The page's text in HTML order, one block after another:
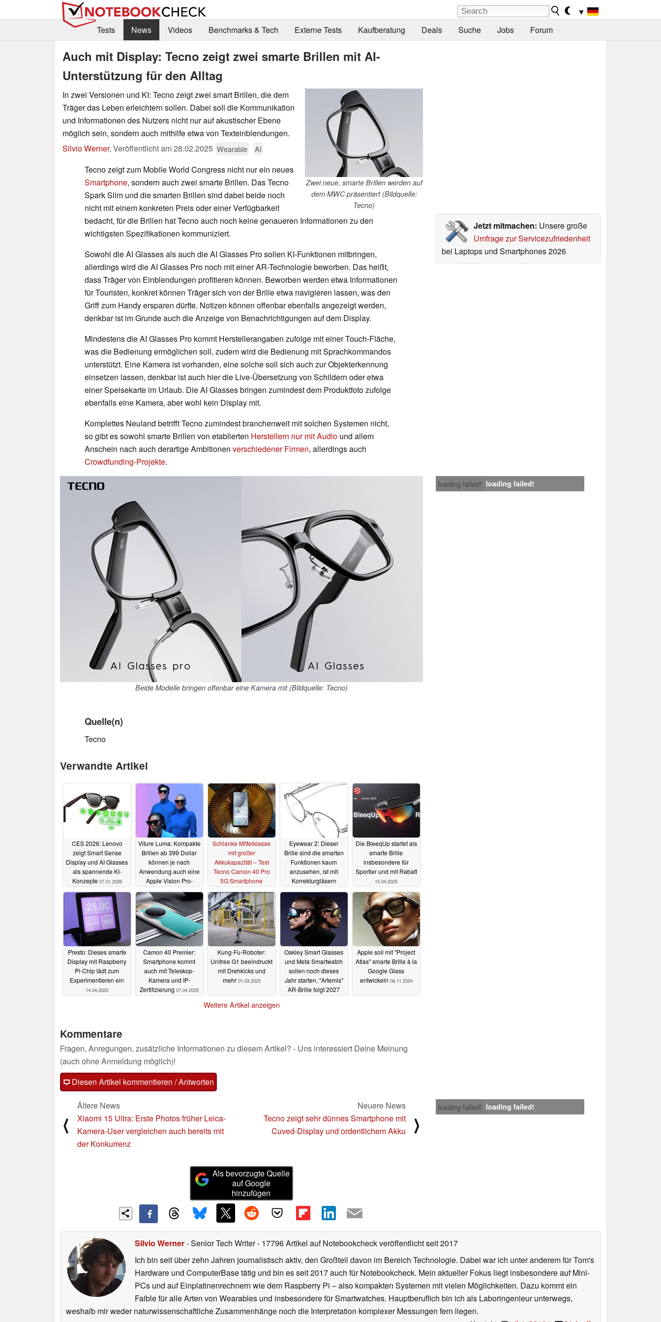
▼
Tests
News Videos Benchmarks & Tech Externe Tests Kaufberatung Deals Suche Jobs Forum
Auch mit Display: Tecno zeigt zwei smarte Brillen mit AI-
Unterstützung für den Alltag
Zwei neue, smarte Brillen werden auf
dem MWC präsentiert (Bildquelle:
Tecno)
In zwei Versionen und KI: Tecno zeigt zwei smart Brillen, die dem
Träger das Leben erleichtern sollen. Dabei soll die Kommunikation
und Informationen des Nutzers nicht nur auf akustischer Ebene
möglich sein, sondern auch mithilfe etwa von Texteinblendungen.
Silvio Werner, Veröffentlicht am28.02.2025 Wearable AI
Jetzt mitmachen: Unsere große
Umfrage zur Servicezufriedenheit
bei Laptops und Smartphones 2026
Tecno zeigt zum Mobile World Congress nicht nur ein neues
Smartphone, sondern auch zwei smarte Brillen. Das Tecno
Spark Slim und die smarten Brillen sind dabei beide noch
nicht mit einem konkreten Preis oder einer Verfügbarkeit
bedacht, für die Brillen hat Tecno auch noch keine genaueren Informationen zu den
wichtigsten Spezifikationen kommuniziert.
Sowohl die AI Glasses als auch die AI Glasses Pro sollen KI-Funktionen mitbringen,
allerdings wird die AI Glasses Pro noch mit einer AR-Technologie beworben. Das heißt,
dass Träger von Einblendungen profitieren können. Beworben werden etwa Informationen
für Touristen, konkret können Träger sich von der Brille etwa navigieren lassen, was den
Griff zum Handy ersparen dürfte. Notizen können offenbar ebenfalls angezeigt werden,
denkbar ist im Grunde auch die Anzeige von Benachrichtigungen auf dem Display.
Mindestens die AI Glasses Pro kommt Herstellerangaben zufolge mit einer Touch-Fläche,
was die Bedienung ermöglichen soll, zudem wird die Bedienung mit Sprachkommandos
unterstützt. Eine Kamera ist vorhanden, eine solche soll sich auch zur Objekterkennung
einsetzen lassen, denkbar ist auch hier die Live-Übersetzung von Schildern oder etwa
einer Speisekarte im Urlaub. Die AI Glasses bringen zumindest dem Produktfoto zufolge
ebenfalls eine Kamera, aber wohl kein Display mit.
Komplettes Neuland betrifft Tecno zumindest branchenweit mit solchen Systemen nicht,
so gibt es sowohl smarte Brillen von etablierten Herstellern nur mit Audio und allem
Anschein nach auch derartige Ambitionen verschiedener Firmen, allerdings auch
Crowdfunding-Projekte.
loading failed! loading failed!
Beide Modelle bringen offenbar eine Kamera mit (Bildquelle: Tecno)
Quelle(n)
Tecno
Verwandte Artikel
CES 2026: Lenovo
zeigt Smart Sense
Display und AI Glasses
als spannende KI-
Konzepte 07.01.2026
Viture Luma: Kompakte
Brillen ab 399 Dollar
können je nach
Anwendung auch eine
Apple Vision Pro-
10.07.2025
Schlanke Mittelklasse
mit großer
Akkukapazität – Test
Tecno Camon 40 Pro
5G Smartphone
16.05.2025
Eyewear 2: Dieser
Brille sind die smarten
Funktionen kaum
anzusehen, ist mit
Korrekturgläsern
16.04.2025
Die BleeqUp startet als
smarte Brille
insbesondere für
Sportler und mit Rabatt
15.04.2025
Presto: Dieses smarte
Display mit Raspberry
Pi-Chip lädt zum
Experimentieren ein
14.04.2025
Camon 40 Premier:
Smartphone kommt
auch mit Teleskop-
Kamera und IP-
Zertifizierung 07.04.2025
Kung-Fu-Roboter:
Unitree G1 beeindruckt
mit Drehkicks und
mehr 01.03.2025
Oakley Smart Glasses
und Meta Smartwatch
sollen noch dieses
Jahr starten, "Artemis"
AR-Brille folgt 2027
Apple soll mit "Project
Atlas" smarte Brille à la
Google Glass
entwickeln 06.11.2024
Weitere Artikel anzeigen
Kommentare
Fragen, Anregungen, zusätzliche Informationen zu diesem Artikel? - Uns interessiert Deine Meinung
(auch ohne Anmeldung möglich)!
Diesen Artikel kommentieren / Antworten
loading failed! loading failed!
⟨
Ältere News
Xiaomi 15 Ultra: Erste Photos früher Leica-
Kamera-User vergleichen auch bereits mit
der Konkurrenz
Neuere News
Tecno zeigt sehr dünnes Smartphone mit
Cuved-Display und ordentlichem Akku
⟩
Als bevorzugte Quelle
auf Google
hinzufügen
Silvio Werner- Senior Tech Writer- 17796 Artikel auf Notebookcheck veröffentlichtseit 2017
Ich bin seit über zehn Jahren journalistisch aktiv, den Großteil davon im Bereich Technologie. Dabei war ich unter anderem für Tom's
Hardware und ComputerBase tätig und bin es seit 2017 auch für Notebookcheck. Mein aktueller Fokus liegt insbesondere auf Mini-
PCs und auf Einplatinenrechnern wie dem Raspberry Pi – also kompakten Systemen mit vielen Möglichkeiten. Dazu kommt ein
Faible für alle Arten von Wearables und insbesondere für Smartwatches. Hauptberuflich bin ich als Laboringenieur unterwegs,
weshalb mir weder naturwissenschaftliche Zusammenhänge noch die Interpretation komplexer Messungen fern liegen.